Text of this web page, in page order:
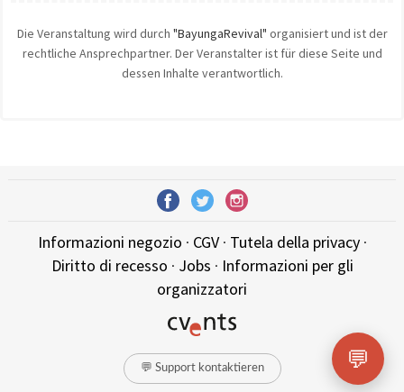
Die Veranstaltung wird durch "BayungaRevival" organisiert und ist der
rechtliche Ansprechpartner. Der Veranstalter ist für diese Seite und
dessen Inhalte verantwortlich.
Informazioni negozio · CGV· Tutela della privacy·
Diritto di recesso · Jobs · Informazioni per gli
organizzatori
💬 Support kontaktieren 💬